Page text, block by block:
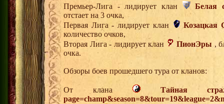
Премьер-Лига - лидирует клан
Белая
отстает на 3 очка,
Первая Лига - лидирует клан
Козацкая
количество очков,
Вторая Лига - лидирует клан
ПионЭры ,
очка.
Обзоры боев прошедшего тура от кланов:
От клана
Тайная